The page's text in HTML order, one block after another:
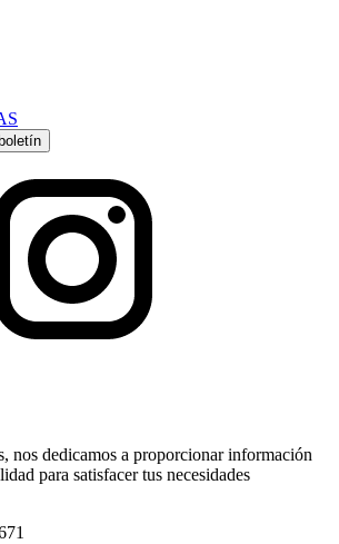
nos dedicamos a proporcionar información
para satisfacer tus necesidades